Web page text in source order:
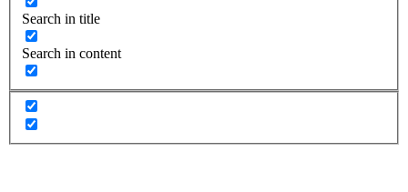
Search in title
Search in content